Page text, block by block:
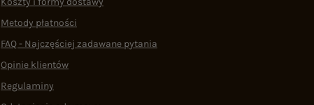
Metody płatności
FAQ - Najczęściej zadawane pytania
Opinie klientów
Regulaminy